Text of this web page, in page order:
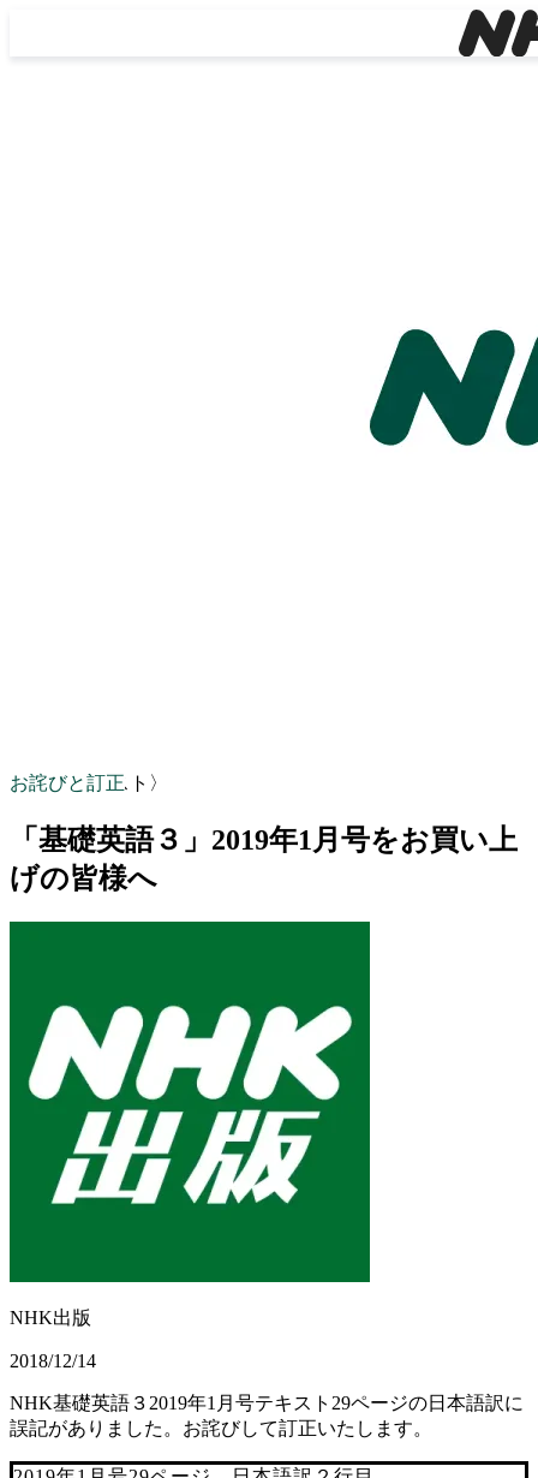
お詫びと訂正
〈NHKテキスト〉
「基礎英語３」2019年1月号をお買い上
げの皆様へ
NHK出版
2018/12/14
NHK基礎英語３2019年1月号テキスト29ページの日本語訳に
誤記がありました。お詫びして訂正いたします。